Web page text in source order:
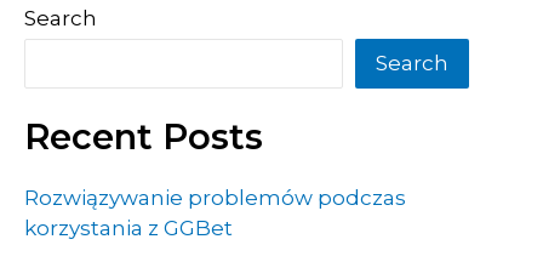
Search
Search
Recent Posts
Rozwiązywanie problemów podczas
korzystania z GGBet